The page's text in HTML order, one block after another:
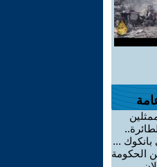
بانكوك ...
الحكومة